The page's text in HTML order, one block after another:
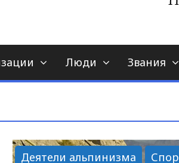
Люди Звания
Деятели альпинизма